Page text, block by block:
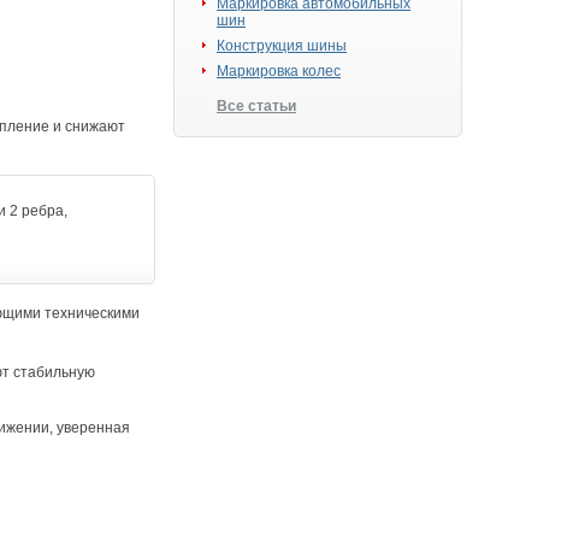
Маркировка автомобильных
шин
Конструкция шины
Маркировка колес
Все статьи
и снижают
2 ребра,
техническими
стабильную
уверенная